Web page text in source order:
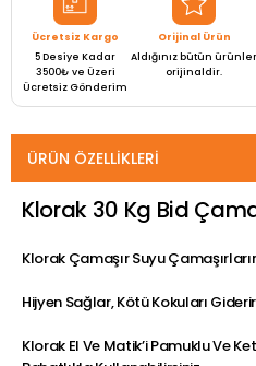
Ücretsiz Kargo
5 Desiye Kadar
3500₺ ve Üzeri
Ücretsiz Gönderim
Orijinal Ürün
Aldığınız bütün ürünler
orijinaldir.
ÜRÜN ÖZELLIKLERI
Klorak 30 Kg Bid
Klorak Çamaşır Suyu
Hijyen Sağlar, Kötü Kokuları
Klorak El Ve Matik’i Pamuklu Ve